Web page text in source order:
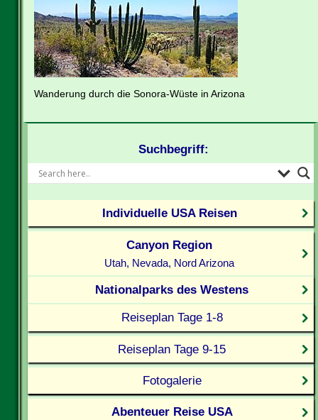
Kontakt
Reise-Blog
Wanderung durch die Sonora-Wüste in Arizona
Suchbegriff:
Individuelle USA Reisen
Canyon Region
Utah, Nevada, Nord Arizona
Nationalparks des Westens
Reiseplan Tage 1-8
Reiseplan Tage 9-15
Fotogalerie
Abenteuer Reise USA